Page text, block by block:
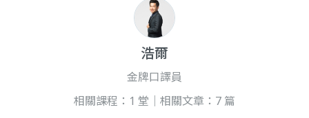
浩爾
金牌口譯員
相關課程：1 堂｜相關文章：7 篇